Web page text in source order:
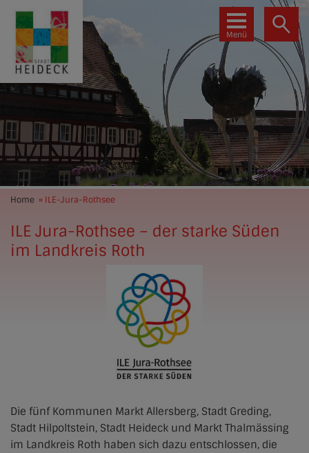
Menü
Home » ILE-Jura-Rothsee
ILE Jura-Rothsee – der starke Süden
im Landkreis Roth
Die fünf Kommunen Markt Allersberg, Stadt Greding,
Stadt Hilpoltstein, Stadt Heideck und Markt Thalmässing
im Landkreis Roth haben sich dazu entschlossen, die